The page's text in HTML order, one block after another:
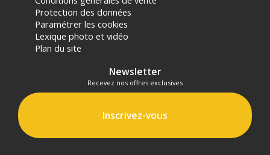
Protection des données
Paramétrer les cookies
Lexique photo et vidéo
Plan du site
Newsletter
Recevez nos offres exclusives
Inscrivez-vous